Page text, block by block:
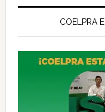
COELPRA